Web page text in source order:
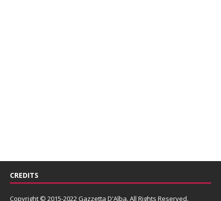
CREDITS
Copyright © 2015-2022 Gazzetta D'Alba. All Rights Reserved.